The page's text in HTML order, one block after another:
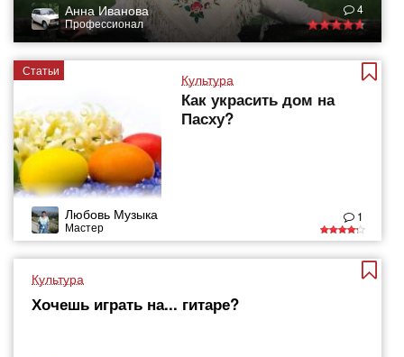
Анна Иванова
Профессионал
4
Статьи
Культура
Как украсить дом на
Пасху?
Любовь Музыка
Мастер
1
Культура
Хочешь играть на... гитаре?